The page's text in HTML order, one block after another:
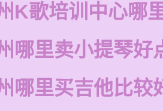
K歌培训中心哪
哪里卖小提琴好
哪里买吉他比较